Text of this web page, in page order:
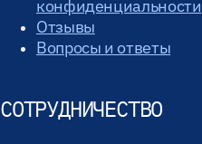
конфиденциальности
Отзывы
Вопросы и ответы
СОТРУДНИЧЕСТВО